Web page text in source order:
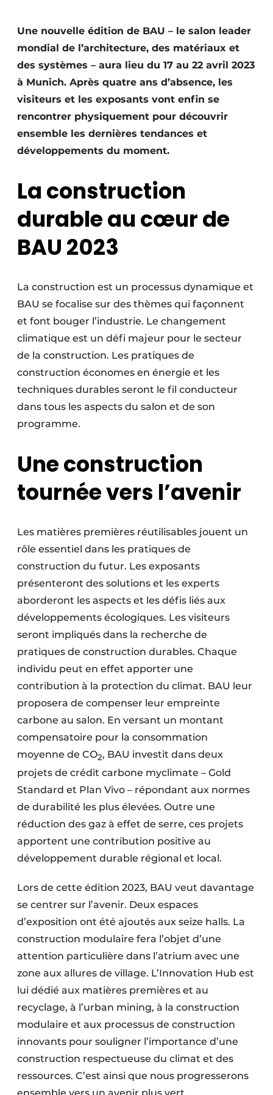
Video’s
Construction bois
Contrôle d’accès
Éclairage
Géotextiles
Infrastructures souterraines et égouttage
Protection solaire
Sécurité incendie
Software
Techniques ferroviaires
Travaux ferroviaires
Une nouvelle édition de BAU – le salon leader
mondial de l’architecture, des matériaux et
des systèmes – aura lieu du 17 au 22 avril 2023
à Munich. Après quatre ans d’absence, les
visiteurs et les exposants vont enfin se
rencontrer physiquement pour découvrir
ensemble les dernières tendances et
développements du moment.
La construction
durable au cœur de
BAU 2023
La construction est un processus dynamique et
BAU se focalise sur des thèmes qui façonnent
et font bouger l’industrie. Le changement
climatique est un défi majeur pour le secteur
de la construction. Les pratiques de
construction économes en énergie et les
techniques durables seront le fil conducteur
dans tous les aspects du salon et de son
programme.
Une construction
tournée vers l’avenir
Les matières premières réutilisables jouent un
rôle essentiel dans les pratiques de
construction du futur. Les exposants
présenteront des solutions et les experts
aborderont les aspects et les défis liés aux
développements écologiques. Les visiteurs
seront impliqués dans la recherche de
pratiques de construction durables. Chaque
individu peut en effet apporter une
contribution à la protection du climat. BAU leur
proposera de compenser leur empreinte
carbone au salon. En versant un montant
compensatoire pour la consommation
moyenne de CO2, BAU investit dans deux
projets de crédit carbone myclimate – Gold
Standard et Plan Vivo – répondant aux normes
de durabilité les plus élevées. Outre une
réduction des gaz à effet de serre, ces projets
apportent une contribution positive au
développement durable régional et local.
Lors de cette édition 2023, BAU veut davantage
se centrer sur l’avenir. Deux espaces
d’exposition ont été ajoutés aux seize halls. La
construction modulaire fera l’objet d’une
attention particulière dans l’atrium avec une
zone aux allures de village. L’Innovation Hub est
lui dédié aux matières premières et au
recyclage, à l’urban mining, à la construction
modulaire et aux processus de construction
innovants pour souligner l’importance d’une
construction respectueuse du climat et des
ressources. C’est ainsi que nous progresserons